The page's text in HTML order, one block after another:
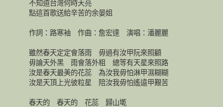
不知道台灣何時天亮
點這首歌送給辛苦的余晏姐
作詞：路寒袖 作曲：詹宏達 演唱：潘麗麗
雖然春天定定會落雨 毋過有汝甲阮來照顧
毋論天外黑 雨會落外粗 總等有天星來照路
汝是春天最美的花蕊 為汝我毋怕淋甲濕糊糊
汝是天頂上光彼粒星 陪汝我毋怕遙遠甲艱苦
春天的 春天的 花蕊 歸山墘